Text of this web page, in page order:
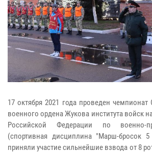
17 октября 2021 года проведен чемпионат
военного ордена Жукова института войск
Российской Федерации по военно-
(спортивная дисциплина "Марш-бросок
приняли участие сильнейшие взвода от 8